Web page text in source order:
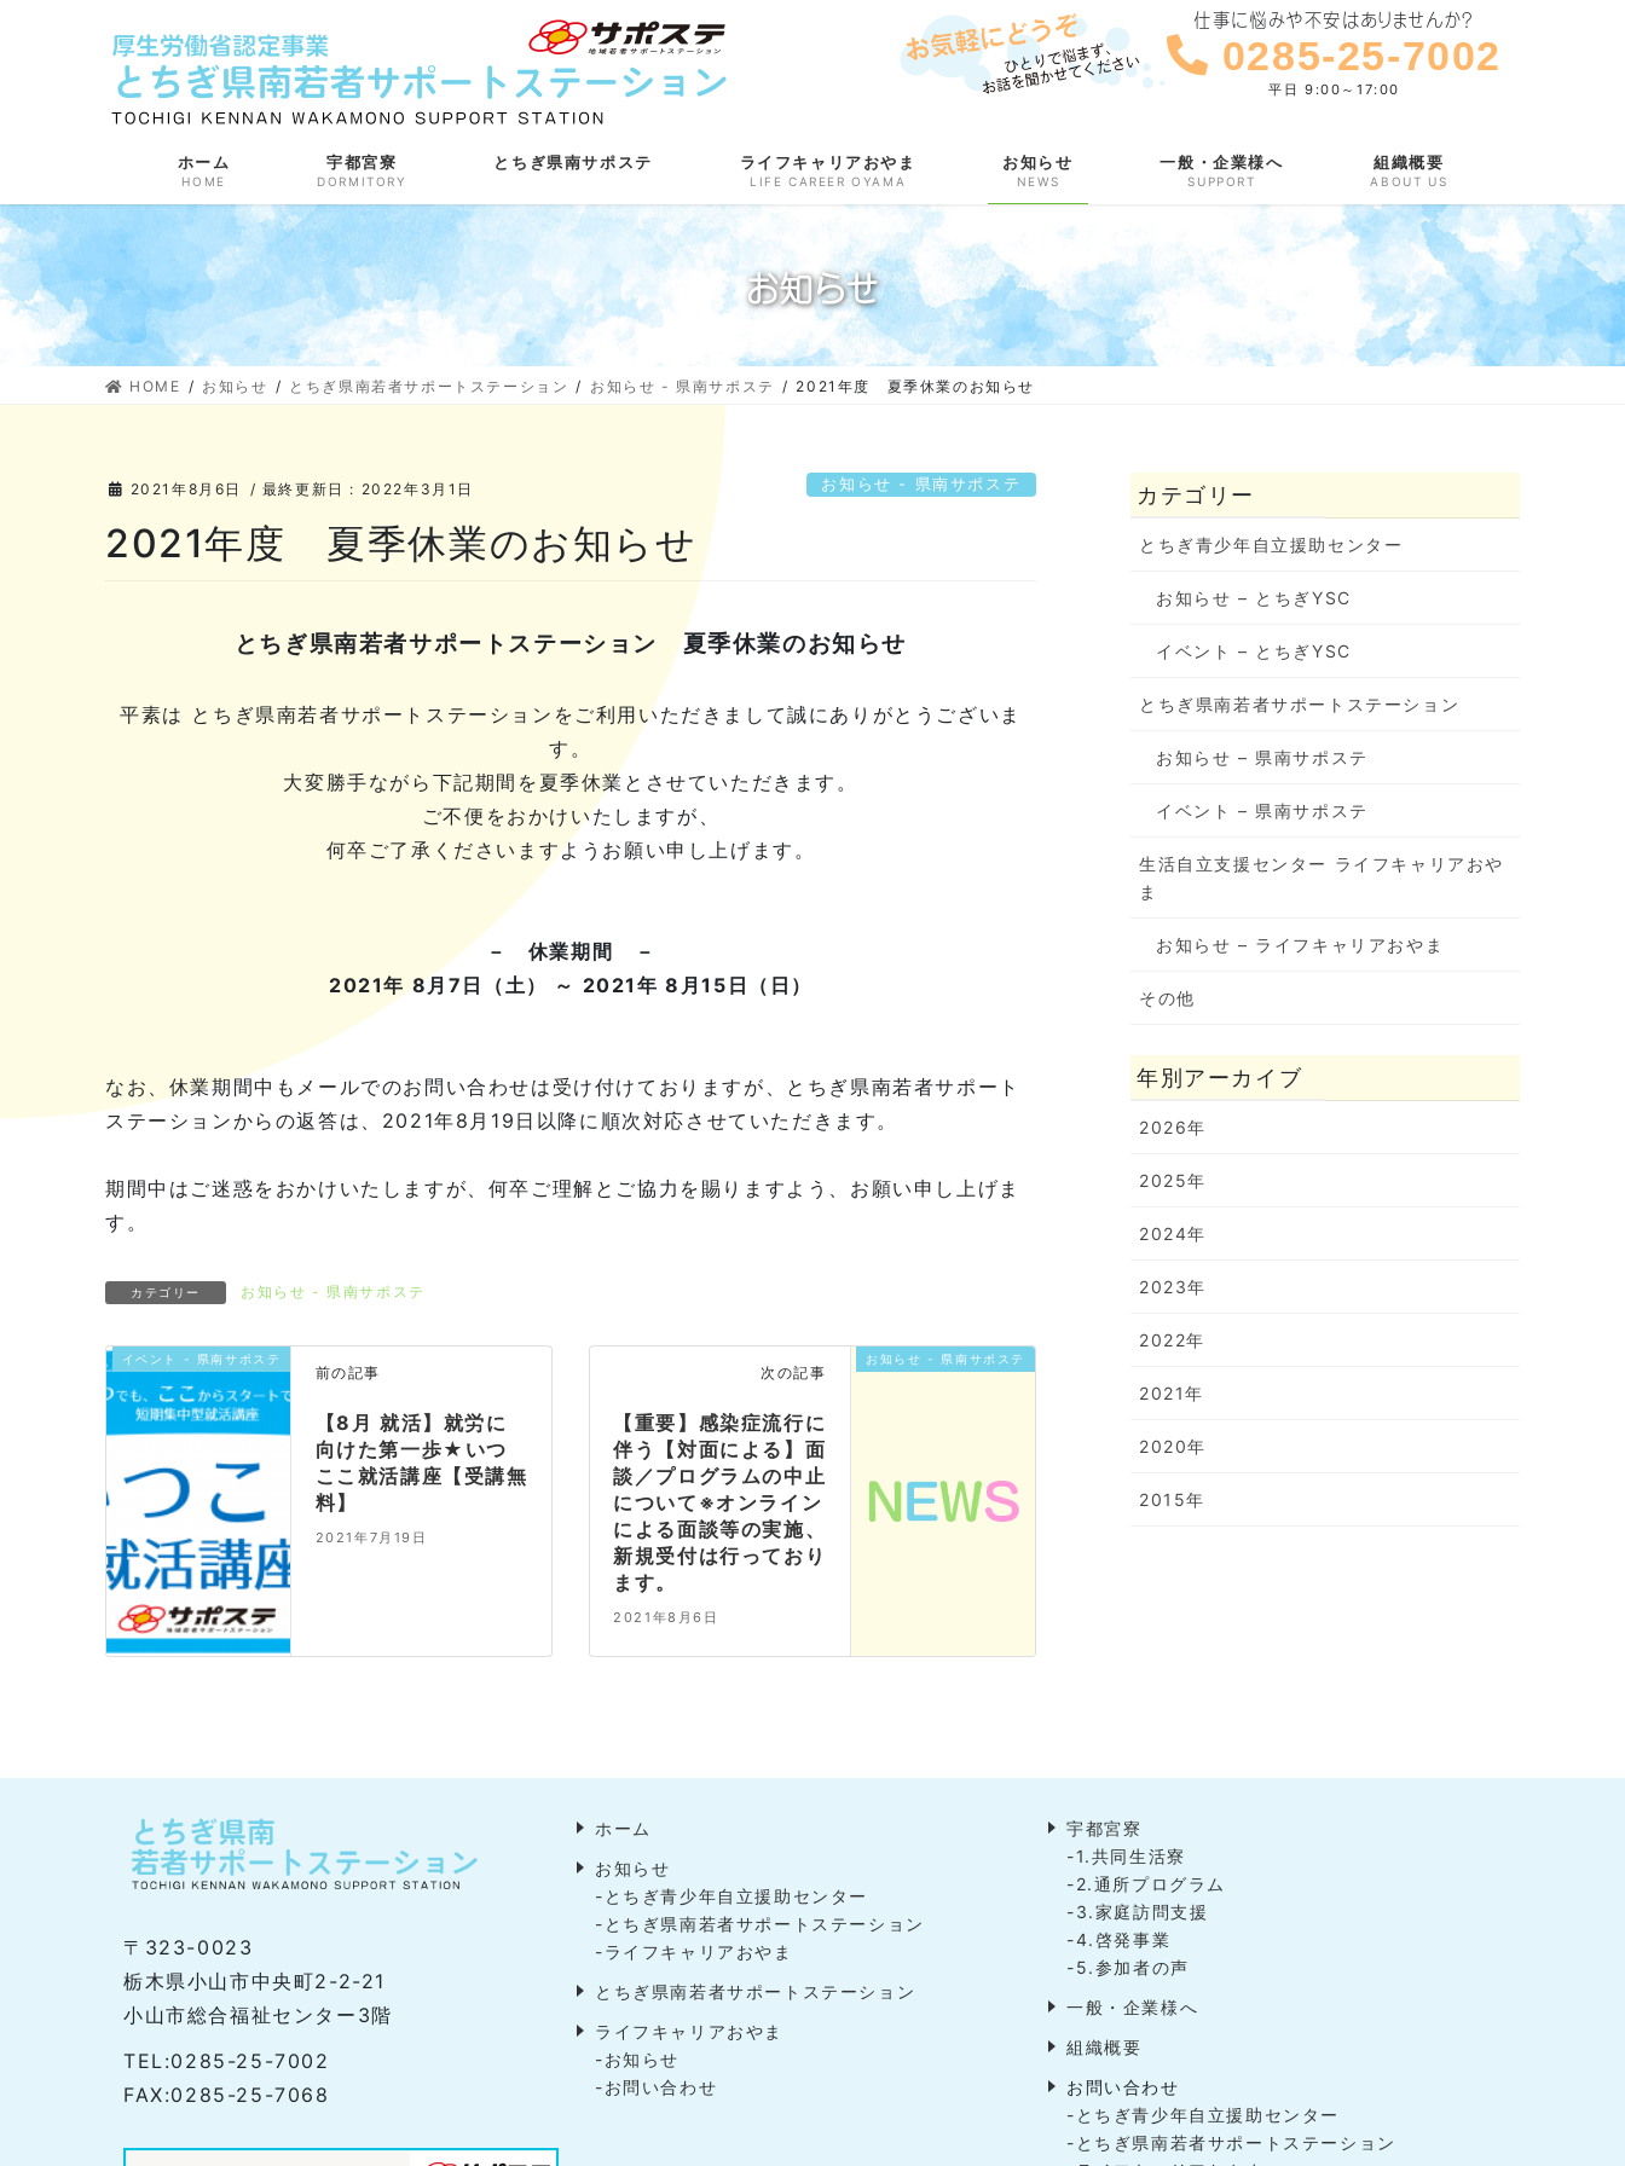
動
に
移
仕事に悩みや不安はありませんか？
0285-25-7002
平日 9:00～17:00
ホーム
HOME
宇都宮寮
DORMITORY
とちぎ県南サポステ ライフキャリアおやま
LIFE CAREER OYAMA
お知らせ
NEWS
一般・企業様へ
SUPPORT
組織概要
ABOUT US
お知らせ
HOME お知らせ とちぎ県南若者サポートステーション お知らせ - 県南サポステ 2021年度 夏季休業のお知らせ
2021年8月6日 / 最終更新日 : 2022年3月1日 お知らせ - 県南サポステ
2021年度 夏季休業のお知らせ
とちぎ県南若者サポートステーション 夏季休業のお知らせ
平素は とちぎ県南若者サポートステーションをご利用いただきまして誠にありがとうございま
す。
大変勝手ながら下記期間を夏季休業とさせていただきます。
ご不便をおかけいたしますが、
何卒ご了承くださいますようお願い申し上げます。
－ 休業期間 －
2021年 8月7日（土） ～ 2021年 8月15日（日）
なお、休業期間中もメールでのお問い合わせは受け付けておりますが、とちぎ県南若者サポート
ステーションからの返答は、2021年8月19日以降に順次対応させていただきます。
期間中はご迷惑をおかけいたしますが、何卒ご理解とご協力を賜りますよう、お願い申し上げま
す。
カテゴリー お知らせ - 県南サポステ
イベント - 県南サポステ
前の記事
【8月 就活】就労に
向けた第一歩★いつ
ここ就活講座【受講無
料】
2021年7月19日
お知らせ - 県南サポステ
次の記事
【重要】感染症流行に
伴う【対面による】面
談／プログラムの中止
について※オンライン
による面談等の実施、
新規受付は行っており
ます。
2021年8月6日
カテゴリー
とちぎ青少年自立援助センター
お知らせ – とちぎYSC
イベント – とちぎYSC
とちぎ県南若者サポートステーション
お知らせ – 県南サポステ
イベント – 県南サポステ
生活自立支援センター ライフキャリアおや
ま
お知らせ – ライフキャリアおやま
その他
年別アーカイブ
2026年
2025年
2024年
2023年
2022年
2021年
2020年
2015年
〒323-0023
栃木県小山市中央町2-2-21
小山市総合福祉センター3階
TEL:0285-25-7002
FAX:0285-25-7068
ホーム
お知らせ
-とちぎ青少年自立援助センター
-とちぎ県南若者サポートステーション
-ライフキャリアおやま
とちぎ県南若者サポートステーション
ライフキャリアおやま
-お知らせ
-お問い合わせ
宇都宮寮
-1.共同生活寮
-2.通所プログラム
-3.家庭訪問支援
-4.啓発事業
-5.参加者の声
一般・企業様へ
組織概要
お問い合わせ
-とちぎ青少年自立援助センター
-とちぎ県南若者サポートステーション